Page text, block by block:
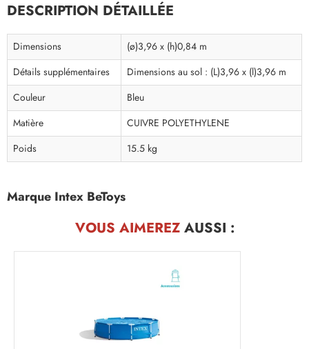
DESCRIPTION DÉTAILLÉE
Dimensions
(ø)3,96 x (h)0,84 m
Détails supplémentaires
Dimensions au sol : (L)3,96 x (l)3,96 m
Couleur
Bleu
Matière
CUIVRE POLYETHYLENE
Poids
15.5 kg
Marque Intex BeToys
VOUS AIMEREZAUSSI :